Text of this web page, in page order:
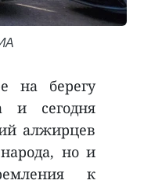
на берегу
и сегодня
алжирцев
но и
к